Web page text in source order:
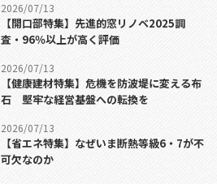
2026/07/13
【開口部特集】先進的窓リノベ2025調
査・96％以上が高く評価
2026/07/13
【健康建材特集】危機を防波堤に変える布
石 堅牢な経営基盤への転換を
2026/07/13
【省エネ特集】なぜいま断熱等級6・7が不
可欠なのか